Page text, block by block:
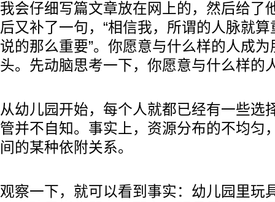
我会仔细写篇文章放在网上的，然后给了
后又补了一句，“相信我，所谓的人脉就
说的那么重要”。你愿意与什么样的人成
头。先动脑思考一下，你愿意与什么样的
从幼儿园开始，每个人就都已经有一些
管并不自知。事实上，资源分布的不均匀
间的某种依附关系。
观察一下，就可以看到事实：幼儿园里玩